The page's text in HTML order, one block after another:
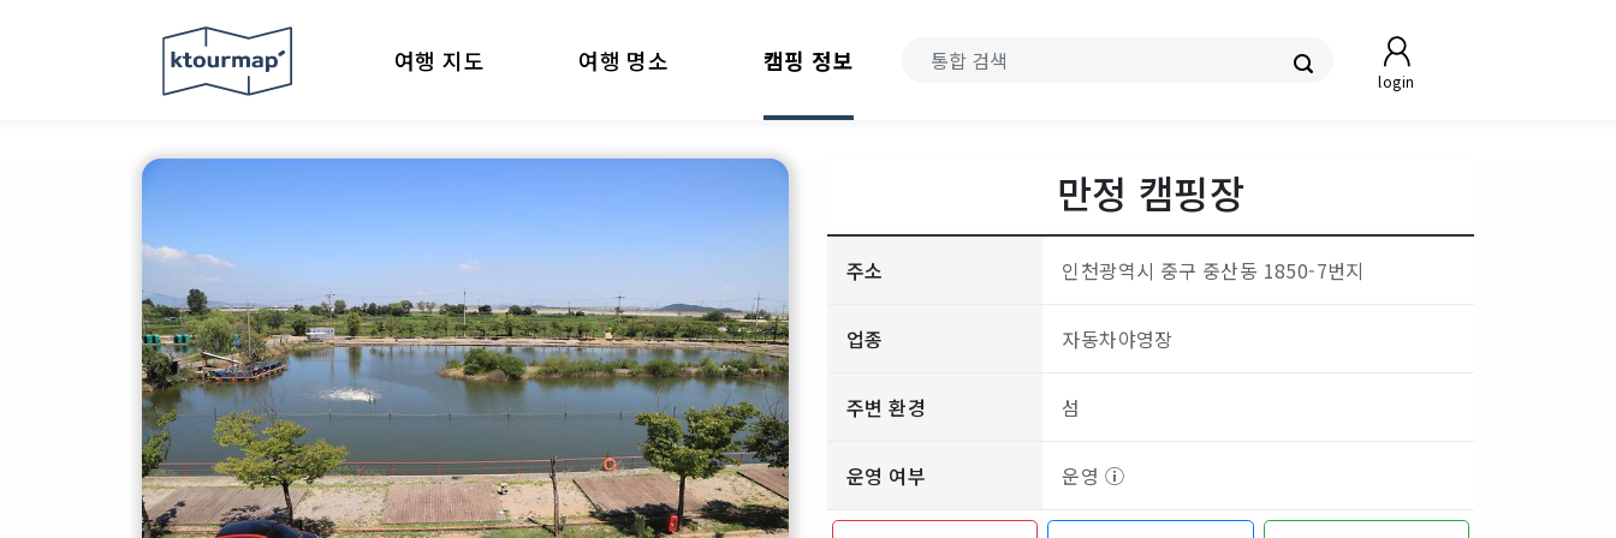
login
여행 지도 여행 명소 캠핑 정보
만정 캠핑장
주소 인천광역시 중구 중산동 1850-7번지
업종 자동차야영장
주변 환경 섬
운영 여부 운영 ⓘ